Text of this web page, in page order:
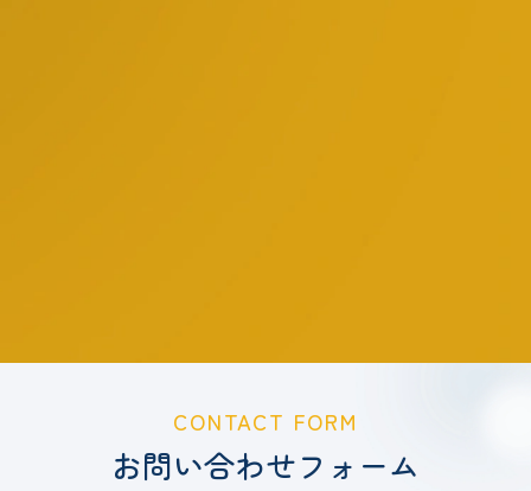
CONTACT FORM
お問い合わせフォーム